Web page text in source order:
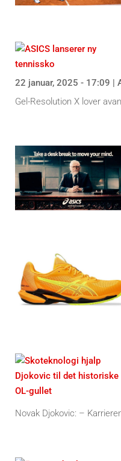
22 januar, 2025 - 17:09 |
Gel-Resolution X lover
Novak Djokovic: –